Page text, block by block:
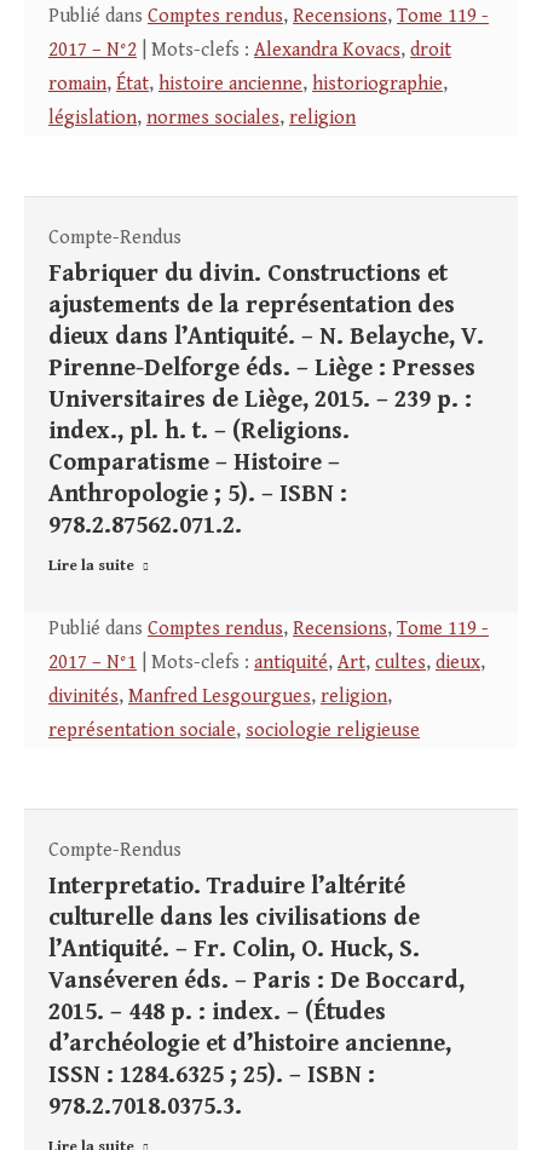
Publié dans Comptes rendus, Recensions, Tome 119 -
2017 – N°2 | Mots-clefs : Alexandra Kovacs, droit
romain, État, histoire ancienne, historiographie,
législation, normes sociales, religion
Compte-Rendus
Fabriquer du divin. Constructions et
ajustements de la représentation des
dieux dans l’Antiquité. – N. Belayche, V.
Pirenne-Delforge éds. – Liège : Presses
Universitaires de Liège, 2015. – 239 p. :
index., pl. h. t. – (Religions.
Comparatisme – Histoire –
Anthropologie ; 5). – ISBN :
978.2.87562.071.2.
Lire la suite
Publié dans Comptes rendus, Recensions, Tome 119 -
2017 – N°1 | Mots-clefs : antiquité, Art, cultes, dieux,
divinités, Manfred Lesgourgues, religion,
représentation sociale, sociologie religieuse
Compte-Rendus
Interpretatio. Traduire l’altérité
culturelle dans les civilisations de
l’Antiquité. – Fr. Colin, O. Huck, S.
Vanséveren éds. – Paris : De Boccard,
2015. – 448 p. : index. – (Études
d’archéologie et d’histoire ancienne,
ISSN : 1284.6325 ; 25). – ISBN :
978.2.7018.0375.3.